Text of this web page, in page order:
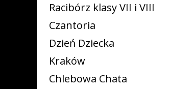
Racibórz klasy VII i VIII
Czantoria
Dzień Dziecka
Kraków
Chlebowa Chata